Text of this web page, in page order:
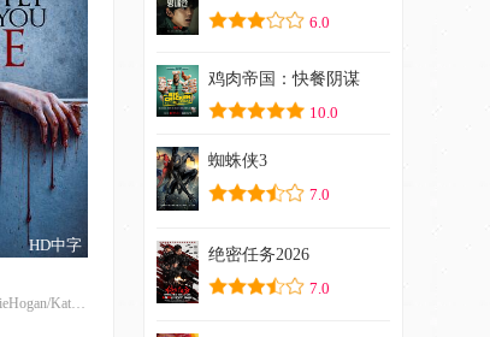
HD中字
BobbyLiga/StephanieHogan/KatieWieland/ZacharyLeipert/DanielBoyd/RawyaElChab/ChristopherBerghoff/SummerHernandez/ChristaSheary
6.0
鸡肉帝国：快餐阴谋
10.0
蜘蛛侠3
7.0
绝密任务2026
7.0